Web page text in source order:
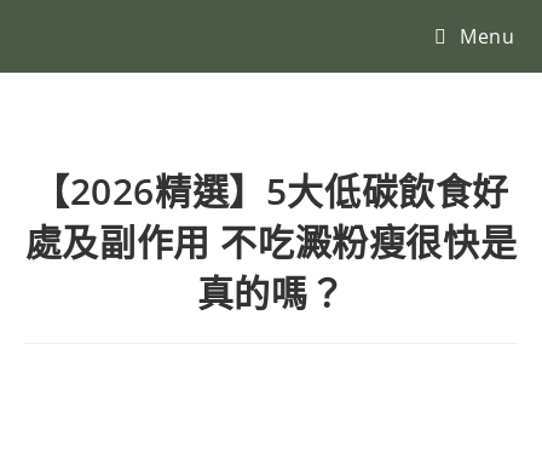
Menu
【2026精選】5大低碳飲食好
處及副作用 不吃澱粉瘦很快是
真的嗎？